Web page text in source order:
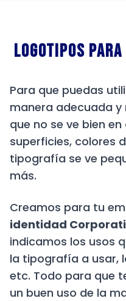
Logotipos para
Para que puedas
manera adecuada
que no se ve bien
superficies, colores
tipografía se ve
más.
Creamos para tu
identidad
indicamos los usos
la tipografía a usar,
etc. Todo para que
un buen uso de la